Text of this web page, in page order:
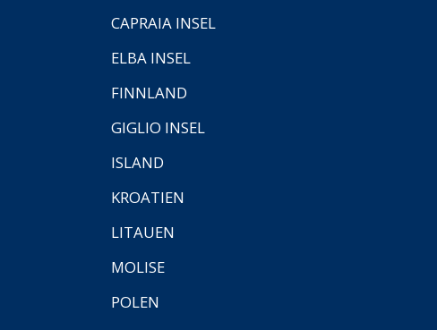
CAPRAIA INSEL
ELBA INSEL
FINNLAND
GIGLIO INSEL
ISLAND
KROATIEN
LITAUEN
MOLISE
POLEN